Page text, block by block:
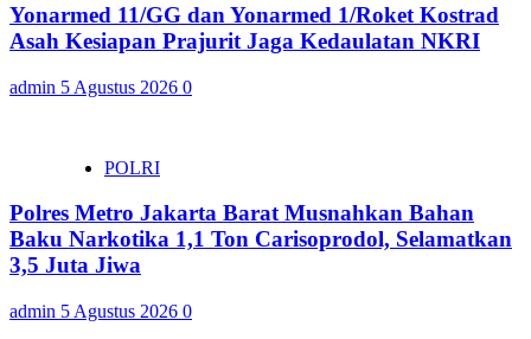
Yonarmed 11/GG dan Yonarmed 1/Roket Kostrad
Asah Kesiapan Prajurit Jaga Kedaulatan NKRI
admin 5 Agustus 2026 0
POLRI
Polres Metro Jakarta Barat Musnahkan Bahan
Baku Narkotika 1,1 Ton Carisoprodol, Selamatkan
3,5 Juta Jiwa
admin 5 Agustus 2026 0